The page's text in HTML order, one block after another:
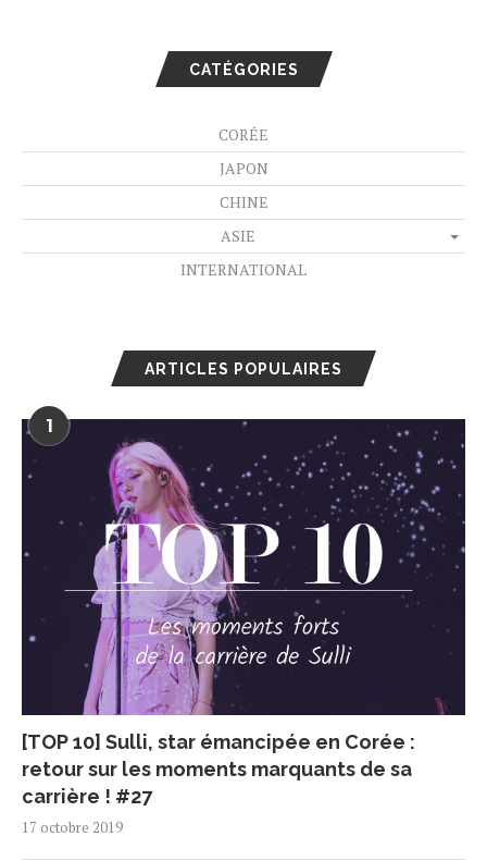
CATÉGORIES
CORÉE
JAPON
CHINE
ASIE
INTERNATIONAL
ARTICLES POPULAIRES
1
[TOP 10] Sulli, star émancipée en Corée :
retour sur les moments marquants de sa
carrière ! #27
17 octobre 2019